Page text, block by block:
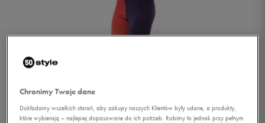
Chronimy Twoje dane
Dokładamy wszelkich starań, aby zakupy naszych Klientów były udane, a produkty,
które wybierają – najlepiej dopasowane do ich potrzeb. Robimy to jednak przy pełnym